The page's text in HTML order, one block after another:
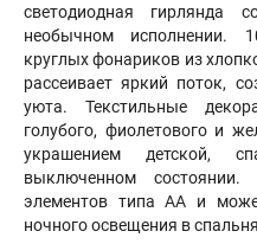
светодиодная
необычном исполнении.
круглых фонариков из
рассеивает яркий поток,
уюта. Текстильные
голубого, фиолетового и
украшением детской,
выключенном
элементов типа АА и
ночного освещения в